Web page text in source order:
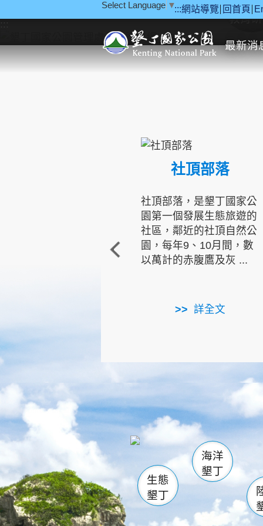
:::網站導覽 回首頁
Select Language ▼
最新消
::: 教育
社頂部落
社頂部落，是墾丁國家公
園第一個發展生態旅遊的
社區，鄰近的社頂自然公
園，每年9、10月間，數
以萬計的赤腹鷹及灰 ...
詳全文
龜山 海生館
恆春
龍鑾潭自
瓊麻館
關山
白砂
生態
墾丁
海洋
墾丁